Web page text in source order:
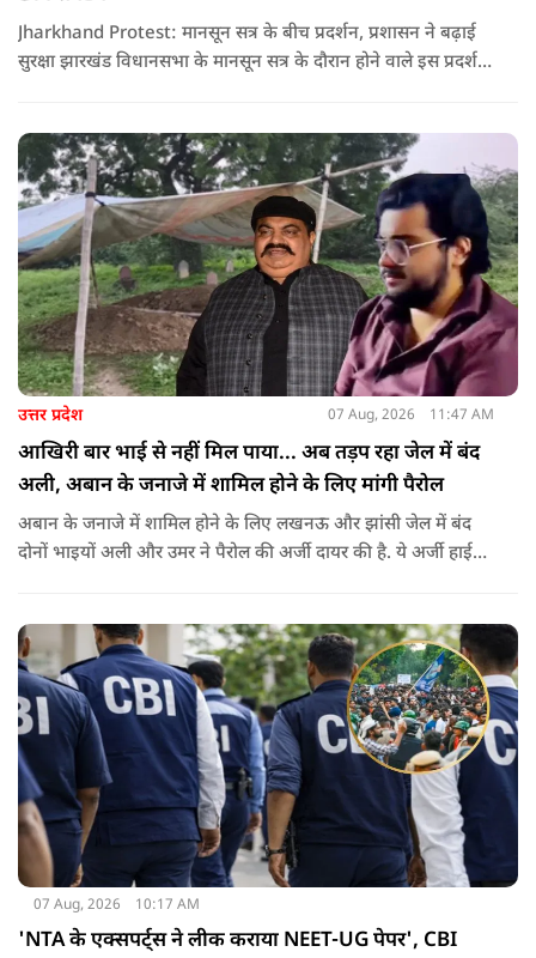
Jharkhand Protest: मानसून सत्र के बीच प्रदर्शन, प्रशासन ने बढ़ाई
सुरक्षा झारखंड विधानसभा के मानसून सत्र के दौरान होने वाले इस प्रदर्शन
जनाधिकार महासभा के आह्वान पर आयोजित किया जा रहा है.
उत्तर प्रदेश 07 Aug, 2026 11:47 AM
आखिरी बार भाई से नहीं मिल पाया... अब तड़प रहा जेल में बंद
अली, अबान के जनाजे में शामिल होने के लिए मांगी पैरोल
अबान के जनाजे में शामिल होने के लिए लखनऊ और झांसी जेल में बंद
दोनों भाइयों अली और उमर ने पैरोल की अर्जी दायर की है. ये अर्जी हाई
07 Aug, 2026 10:17 AM
'NTA के एक्सपर्ट्स ने लीक कराया NEET-UG पेपर', CBI